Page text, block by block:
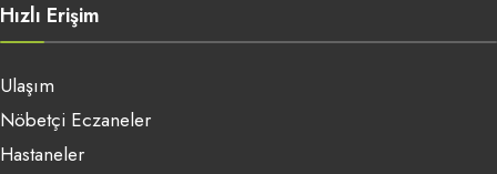
Hızlı Erişim
Ulaşım
Nöbetçi Eczaneler
Hastaneler